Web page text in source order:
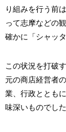
り組みを行う前
って志摩などの
確かに「シャッ
この状況を打破
元の商店経営者
業、行政ととも
味深いものでした